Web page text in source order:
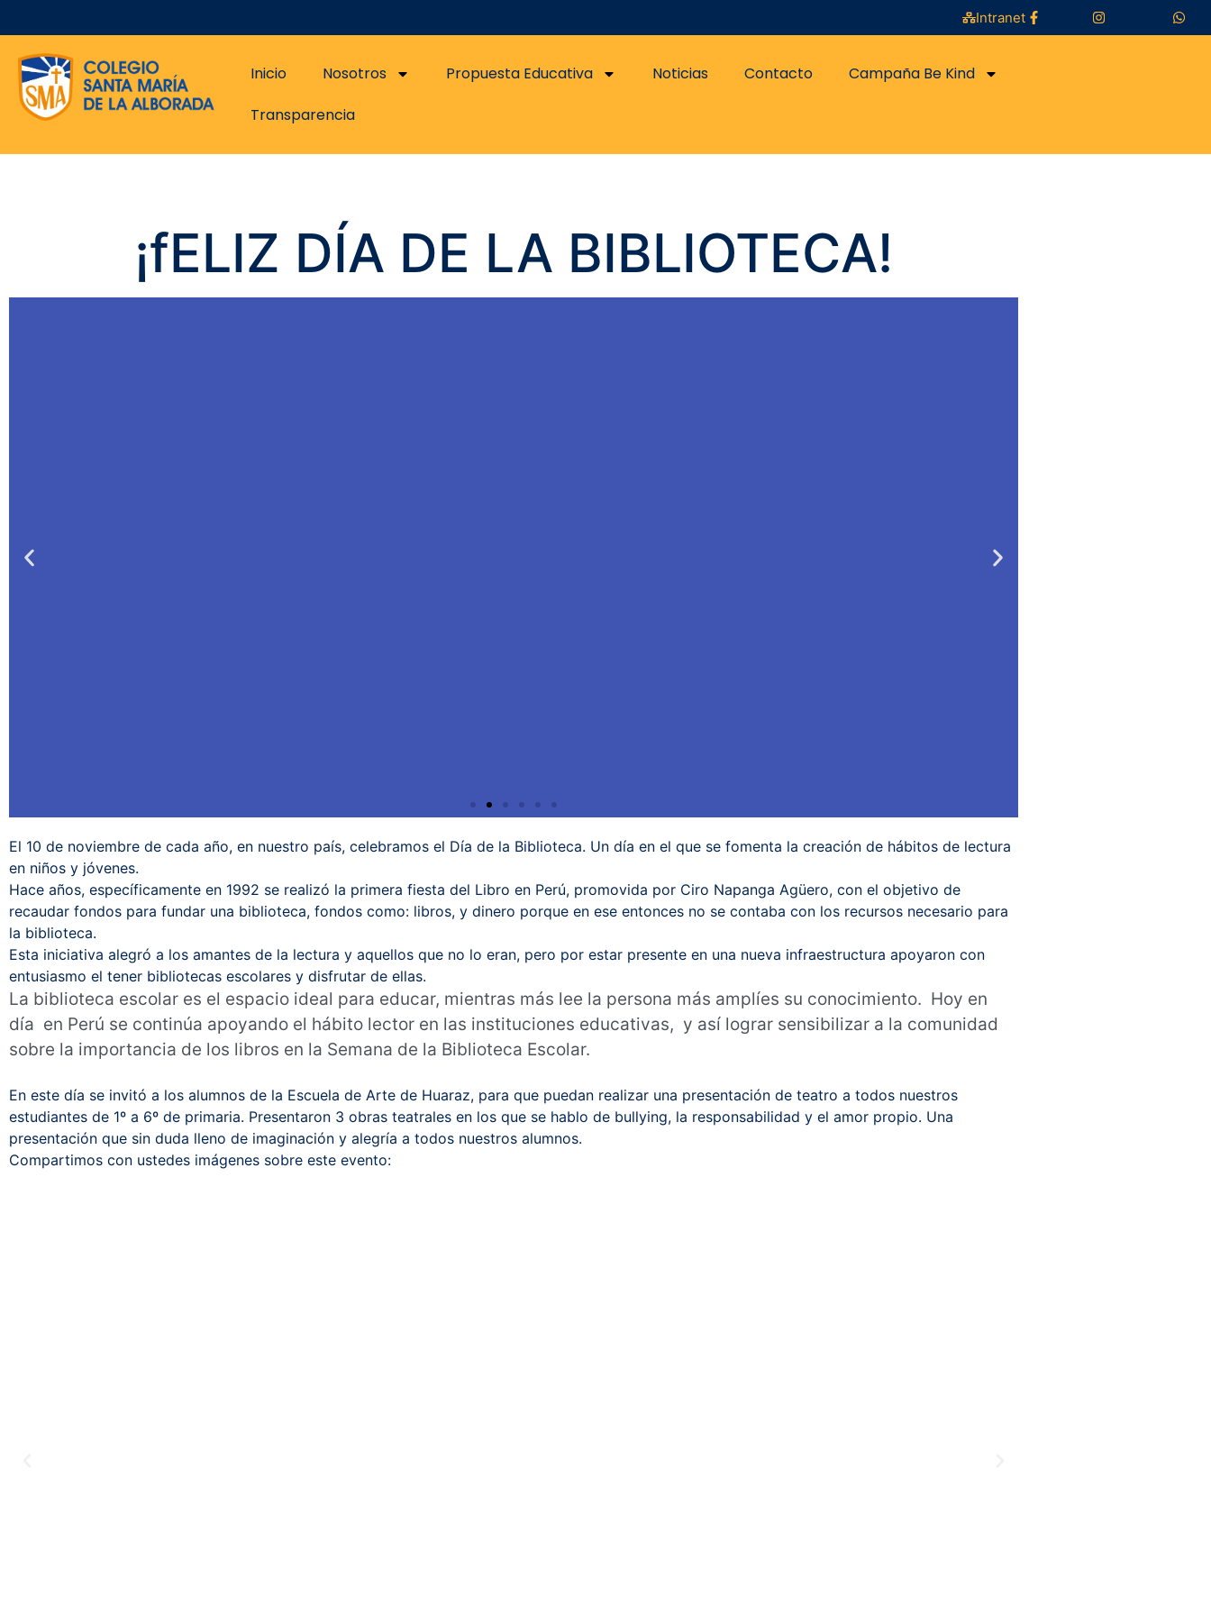
Intranet
Inicio Nosotros Propuesta Educativa Noticias Contacto
Campaña Be Kind
Transparencia
¡fELIZ DÍA DE LA BIBLIOTECA!
El 10 de noviembre de cada año, en nuestro país, celebramos el Día de la Biblioteca. Un día en el que se fomenta la creación de hábitos de lectura
en niños y jóvenes.
Hace años, específicamente en 1992 se realizó la primera fiesta del Libro en Perú, promovida por Ciro Napanga Agüero, con el objetivo de
recaudar fondos para fundar una biblioteca, fondos como: libros, y dinero porque en ese entonces no se contaba con los recursos necesario para
la biblioteca.
Esta iniciativa alegró a los amantes de la lectura y aquellos que no lo eran, pero por estar presente en una nueva infraestructura apoyaron con
entusiasmo el tener bibliotecas escolares y disfrutar de ellas.
La biblioteca escolar es el espacio ideal para educar, mientras más lee la persona más amplíes su conocimiento. Hoy en
día en Perú se continúa apoyando el hábito lector en las instituciones educativas, y así lograr sensibilizar a la comunidad
sobre la importancia de los libros en la Semana de la Biblioteca Escolar.
En este día se invitó a los alumnos de la Escuela de Arte de Huaraz, para que puedan realizar una presentación de teatro a todos nuestros
estudiantes de 1º a 6º de primaria. Presentaron 3 obras teatrales en los que se hablo de bullying, la responsabilidad y el amor propio. Una
presentación que sin duda lleno de imaginación y alegría a todos nuestros alumnos.
Compartimos con ustedes imágenes sobre este evento: